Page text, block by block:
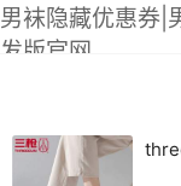
男袜隐藏优惠券|
发版官网